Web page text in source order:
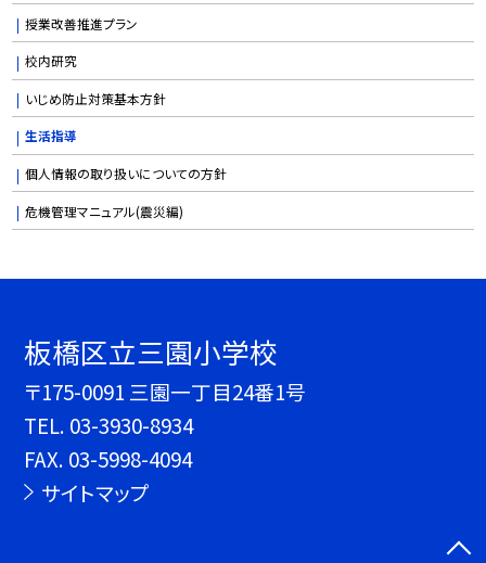
授業改善推進プラン
校内研究
いじめ防止対策基本方針
生活指導
個人情報の取り扱いについての方針
危機管理マニュアル(震災編)
板橋区立三園小学校
〒175-0091 三園一丁目24番1号
TEL. 03-3930-8934
FAX. 03-5998-4094
サイトマップ